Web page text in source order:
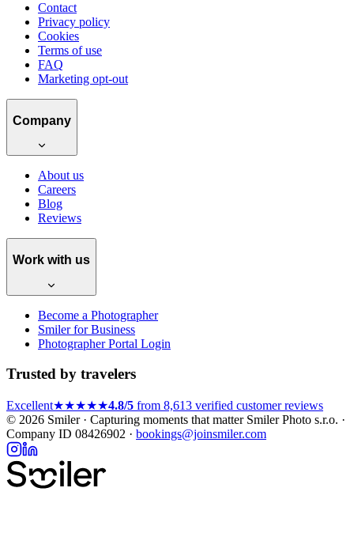
Contact
Privacy policy
Cookies
Terms of use
FAQ
Marketing opt-out
Company
About us
Careers
Blog
Reviews
Work with us
Become a Photographer
Smiler for Business
Photographer Portal Login
Trusted by travelers
Excellent★★★★★4.8/5 from 8,613 verified customer reviews
© 2026 Smiler · Capturing moments that matterSmiler Photo s.r.o. ·
Company ID 08426902 · bookings@joinsmiler.com